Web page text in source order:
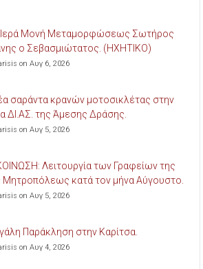
Ιερά Μονή Μεταμορφώσεως Σωτήρος
ο Σεβασμιώτατος. (ΗΧΗΤΙΚΟ)
on Αυγ 6, 2026
σαράντα κρανών μοτοσικλέτας στην
ΔΙ.ΑΣ. της Άμεσης Δράσης.
on Αυγ 5, 2026
Λειτουργία των Γραφείων της
Μητροπόλεως κατά τον μήνα Αύγουστο.
on Αυγ 5, 2026
Παράκληση στην Καρίτσα.
on Αυγ 4, 2026